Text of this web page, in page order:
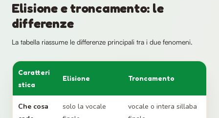
Elisione e troncamento: le
differenze
La tabella riassume le differenze principali tra i due fenomeni.
Caratteri
stica
Elisione Troncamento
Che cosa
solo la vocale
vocale o intera sillaba